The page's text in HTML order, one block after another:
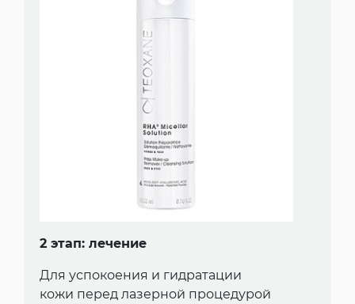
2 этап: лечение
Для успокоения и гидратации
кожи перед лазерной процедурой